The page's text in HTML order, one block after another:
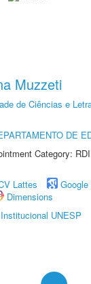
Muzzeti
de Ciências e
DE
Category:
Lattes
Dimensions
UNESP